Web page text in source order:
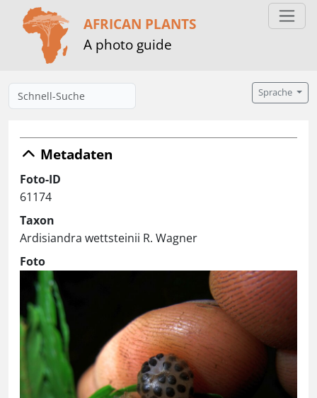
AFRICAN PLANTS
A photo guide
Sprache
Metadaten
Foto-ID
61174
Taxon
Ardisiandra wettsteinii R. Wagner
Foto